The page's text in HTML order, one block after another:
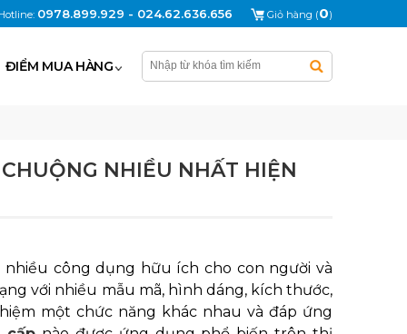
ĐIỂM MUA HÀNG
NHIỀU NHẤT HIỆN
công dụng hữu ích cho con người và
với nhiều mẫu mã, hình dáng, kích thước,
một chức năng khác nhau và đáp ứng
Giỏ hàng (0)
0978.899.929 - 024.62.636.656